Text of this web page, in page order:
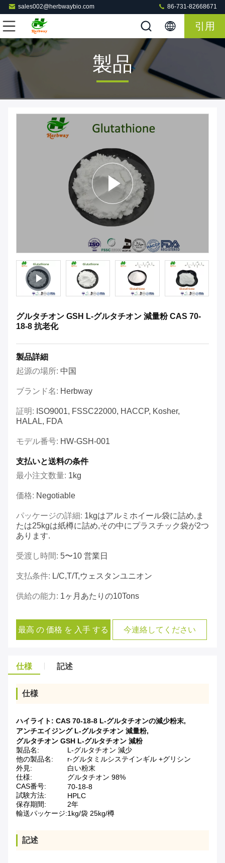
sales002@herbwaybio.com 86-731-82668671
引用
製品
グルタチオン GSH L-グルタチオン 減量粉 CAS 70-
18-8 抗老化
製品詳細
起源の場所: 中国
ブランド名: Herbway
証明: ISO9001, FSSC22000, HACCP, Kosher,
HALAL, FDA
モデル番号: HW-GSH-001
支払いと送料の条件
最小注文数量: 1kg
価格: Negotiable
パッケージの詳細: 1kgはアルミホイール袋に詰め,ま
たは25kgは紙樽に詰め,その中にプラスチック袋が2つ
あります.
受渡し時間: 5〜10 営業日
支払条件: L/C,T/T,ウェスタンユニオン
供給の能力: 1ヶ月あたりの10Tons
最高 の 価格 を 入手 する 今連絡してください
仕様 記述
仕様
ハイライト: CAS 70-18-8 L-グルタチオンの減少粉末,
アンチエイジング L-グルタチオン 減量粉,
グルタチオン GSH L-グルタチオン 減粉
製品名:
L-グルタチオン 減少
他の製品名:
r-グルタミルシステインギル +グリシン
外見:
白い粉末
仕様:
グルタチオン 98%
CAS番号:
70-18-8
試験方法:
HPLC
保存期間:
2年
輸送パッケージ:1kg/袋 25kg/樽
記述